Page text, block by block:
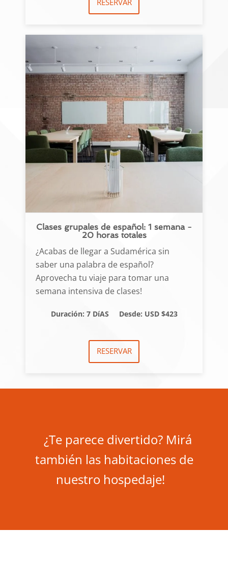
RESERVAR
Clases grupales de español: 1 semana -
20 horas totales
¿Acabas de llegar a Sudamérica sin
saber una palabra de español?
Aprovecha tu viaje para tomar una
semana intensiva de clases!
Duración: 7 DíAS Desde: USD $423
RESERVAR
¿Te parece divertido? Mirá
también las habitaciones de
nuestro hospedaje!